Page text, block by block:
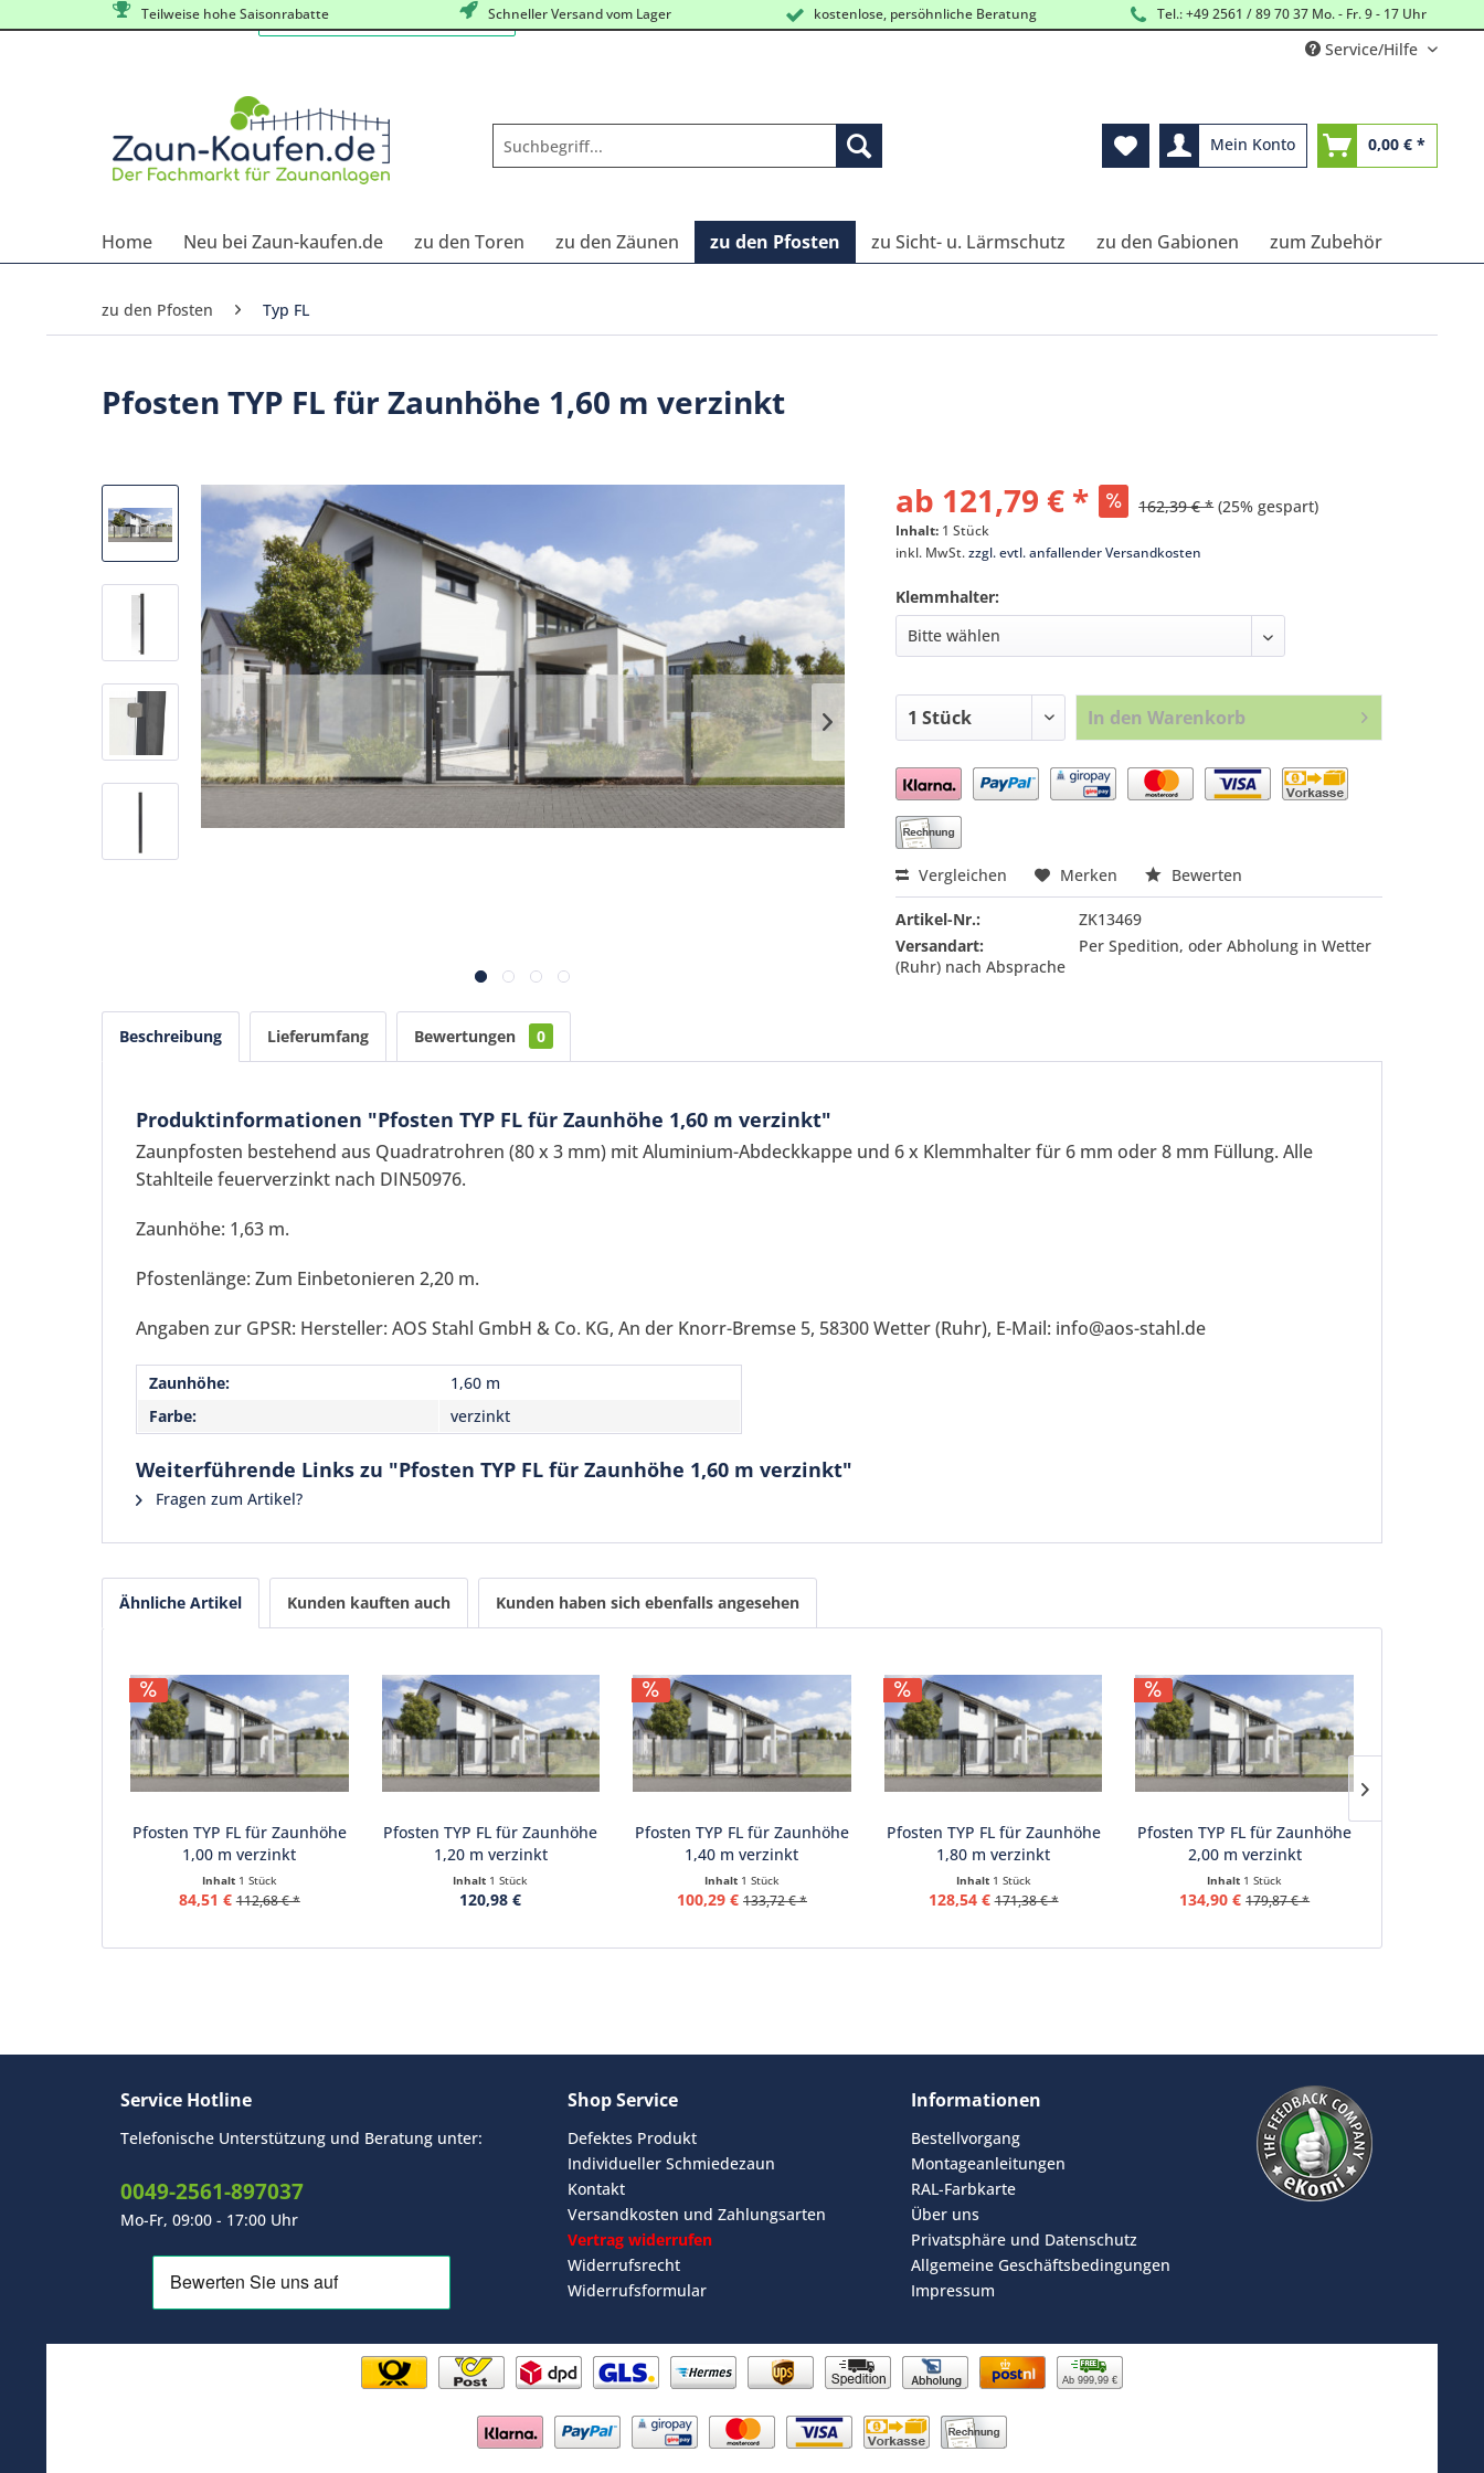
Teilweise hohe Saisonrabatte Schneller Versand vom Lager kostenlose, persöhnliche Beratung Tel.: +49 2561 / 89 70 37 Mo. - Fr. 9 - 17 Uhr
Service/Hilfe
Mein Konto 0,00 € *
Home Neu bei Zaun-kaufen.de zu den Toren zu den Zäunen zu den Pfosten zu Sicht- u. Lärmschutz zu den Gabionen zum Zubehör
zu den Pfosten Typ FL
Pfosten TYP FL für Zaunhöhe 1,60 m verzinkt
ab 121,79 € * 162,39 € * (25% gespart)
Inhalt: 1 Stück
inkl. MwSt.zzgl. evtl. anfallender Versandkosten
Klemmhalter:
In den Warenkorb
Preis anfragen
Vergleichen Merken Bewerten
Artikel-Nr.:
ZK13469
Versandart:
Per Spedition, oder Abholung in Wetter
(Ruhr) nach Absprache
Beschreibung Lieferumfang Bewertungen 0
Produktinformationen "Pfosten TYP FL für Zaunhöhe 1,60 m verzinkt"
Zaunpfosten bestehend aus Quadratrohren (80 x 3 mm) mit Aluminium-Abdeckkappe und 6 x Klemmhalter für 6 mm oder 8 mm Füllung. Alle
Stahlteile feuerverzinkt nach DIN50976.
Zaunhöhe: 1,63 m.
Pfostenlänge: Zum Einbetonieren 2,20 m.
Angaben zur GPSR: Hersteller: AOS Stahl GmbH & Co. KG, An der Knorr-Bremse 5, 58300 Wetter (Ruhr), E-Mail: info@aos-stahl.de
Zaunhöhe:
1,60 m
Farbe:
verzinkt
Weiterführende Links zu "Pfosten TYP FL für Zaunhöhe 1,60 m verzinkt"
Fragen zum Artikel?
Ähnliche Artikel Kunden kauften auch Kunden haben sich ebenfalls angesehen
Pfosten TYP FL für Zaunhöhe
1,00 m verzinkt
Inhalt 1 Stück
84,51 € 112,68 € *
Pfosten TYP FL für Zaunhöhe
1,20 m verzinkt
Inhalt 1 Stück
120,98 €
Pfosten TYP FL für Zaunhöhe
1,40 m verzinkt
Inhalt 1 Stück
100,29 € 133,72 € *
Pfosten TYP FL für Zaunhöhe
1,80 m verzinkt
Inhalt 1 Stück
128,54 € 171,38 € *
Pfosten TYP FL für Zaunhöhe
2,00 m verzinkt
Inhalt 1 Stück
134,90 € 179,87 € *
Service Hotline
Telefonische Unterstützung und Beratung unter:
0049-2561-897037
Mo-Fr, 09:00 - 17:00 Uhr
Shop Service
Defektes Produkt
Individueller Schmiedezaun
Kontakt
Versandkosten und Zahlungsarten
Vertrag widerrufen
Widerrufsrecht
Widerrufsformular
Informationen
Bestellvorgang
Montageanleitungen
RAL-Farbkarte
Über uns
Privatsphäre und Datenschutz
Allgemeine Geschäftsbedingungen
Impressum
Ab 999,99 €